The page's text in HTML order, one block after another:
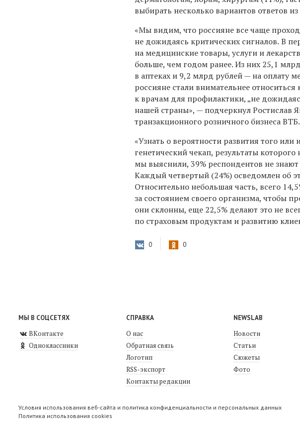
выбирать несколько вариантов ответов
«Мы видим, что россияне все чаще
не дожидаясь критических сигналов. В
на медицинские товары, услуги и
больше, чем годом ранее. Из них 25,1
в аптеках и 9,2 млрд рублей — на оплату
россияне стали внимательнее
к врачам для профилактики, „не
нашей страны», — подчеркнул Ростислав
транзакционного розничного бизнеса ВТБ.
«Узнать о вероятности развития того
генетический чекап, результаты
мы выяснили, 39% респондентов не
Каждый четвертый (24%) осведомлен об
Относительно небольшая часть, всего
за состоянием своего организма, чтобы
они склонны, еще 22,5% делают это не
по страховым продуктам и развитию
0 0
МЫ В СОЦСЕТЯХ
ВКонтакте
Одноклассники
СПРАВКА
О нас
Обратная связь
Логотип
RSS-экспорт
Контакты редакции
NEWSLAB
Новости
Статьи
Сюжеты
Фото
Условия использования веб-сайта и политика конфиденциальности и персональных данных
Политика использования cookies